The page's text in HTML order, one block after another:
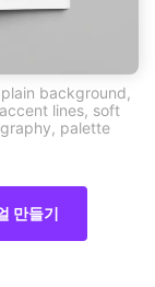
background,
lines, soft
palette
만들기